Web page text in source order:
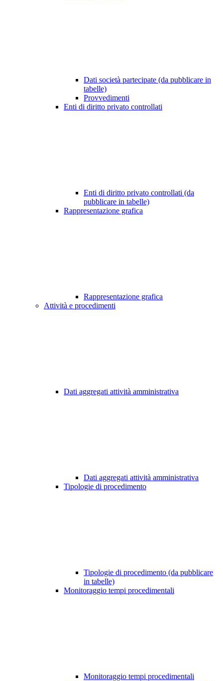
Dati società partecipate (da pubblicare in
tabelle)
Provvedimenti
Enti di diritto privato controllati
Enti di diritto privato controllati (da
pubblicare in tabelle)
Rappresentazione grafica
Rappresentazione grafica
Attività e procedimenti
Dati aggregati attività amministrativa
Dati aggregati attività amministrativa
Tipologie di procedimento
Tipologie di procedimento (da pubblicare
in tabelle)
Monitoraggio tempi procedimentali
Monitoraggio tempi procedimentali